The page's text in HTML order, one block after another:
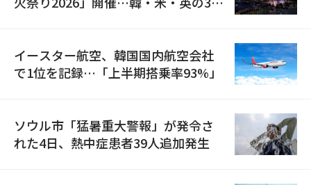
イースター航空、韓国国内航空会社
で1位を記録…「上半期搭乗率93%」
ソウル市「猛暑重大警報」が発令さ
れた4日、熱中症患者39人追加発生